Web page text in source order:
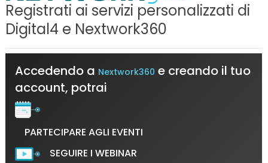
Registrati ai servizi personalizzati di
Digital4 e Nextwork360
Accedendo a Nextwork360 e creando il tuo
account, potrai
PARTECIPARE AGLI EVENTI
SEGUIRE I WEBINAR